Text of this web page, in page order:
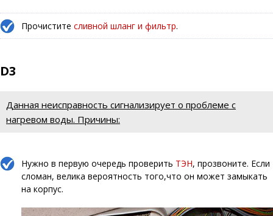
Прочистите сливной шланг и фильтр.
D3
Данная неисправность сигнализирует о проблеме с
нагревом воды. Причины:
Нужно в первую очередь проверить ТЭН, прозвоните. Если
сломан, велика вероятность того,что он может замыкать
на корпус.